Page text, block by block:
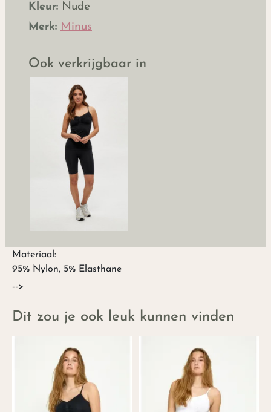
Kleur: Nude
Merk: Minus
Ook verkrijgbaar in
Materiaal:
95% Nylon, 5% Elasthane
-->
Dit zou je ook leuk kunnen vinden